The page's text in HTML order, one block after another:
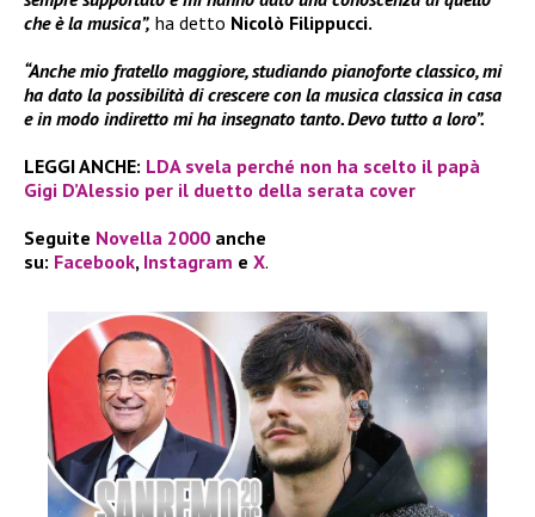
che è la musica”, ha detto Nicolò Filippucci.
“Anche mio fratello maggiore, studiando pianoforte classico, mi
ha dato la possibilità di crescere con la musica classica in casa
e in modo indiretto mi ha insegnato tanto. Devo tutto a loro”.
LEGGI ANCHE: LDA svela perché non ha scelto il papà
Gigi D’Alessio per il duetto della serata cover
Seguite Novella 2000 anche
su: Facebook, Instagram e X.